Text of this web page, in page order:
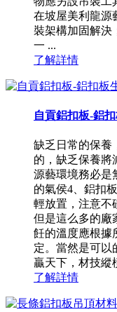
在坡屋美利龍源
裝架構加固解決
一 ...
了解詳情
自貢鋁扣板-鋁
缺乏日常的保養
的，缺乏保養將
源藝環境務必是
的氣侯4、鋁扣
輕放置，注意不
但是這么多的廠
飪的溫度應根據
定。當然是可以
贏天下，材技縱
了解詳情